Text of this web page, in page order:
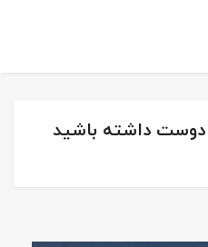
دوست داشته باشید